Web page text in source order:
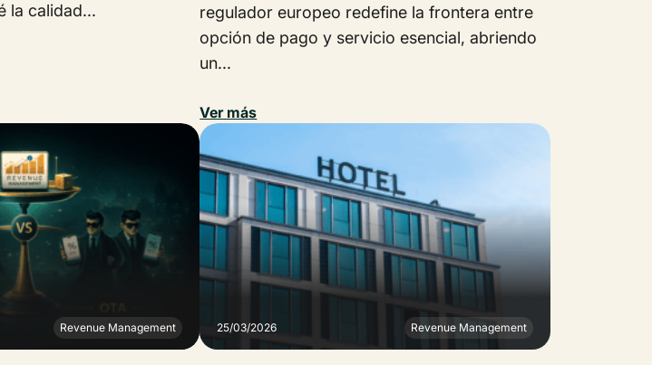
la calidad...
regulador europeo redefine la frontera entre
opción de pago y servicio esencial, abriendo
un...
Ver más
Revenue Management 25/03/2026 Revenue Management